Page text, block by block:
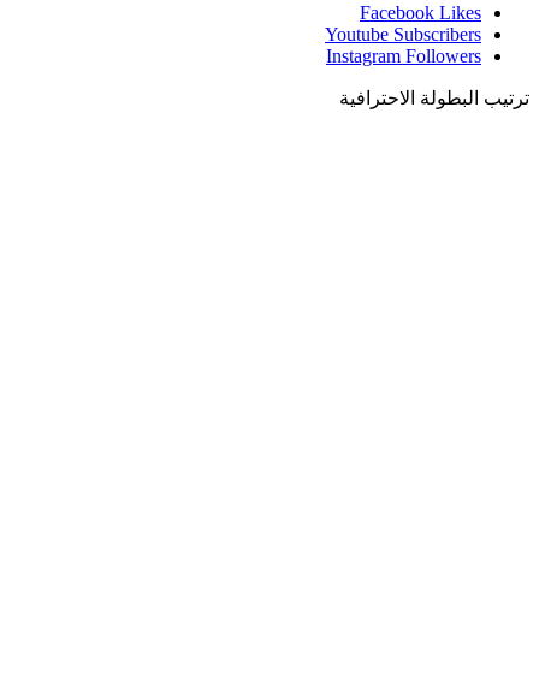
Facebook Likes
Youtube Subscribers
Instagram Followers
ترتيب البطولة الاحترافية